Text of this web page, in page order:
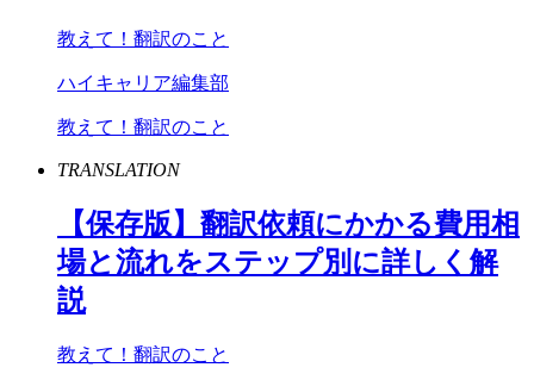
教えて！翻訳のこと
ハイキャリア編集部
教えて！翻訳のこと
TRANSLATION
【保存版】翻訳依頼にかかる費用相
場と流れをステップ別に詳しく解
説
教えて！翻訳のこと